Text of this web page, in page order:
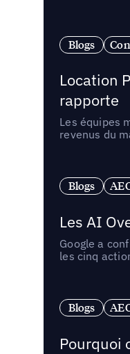
Blogs
Location
rapporte
Les équipes
revenus du
Blogs
Les AI
Google a
les cinq
Blogs
Pourquoi